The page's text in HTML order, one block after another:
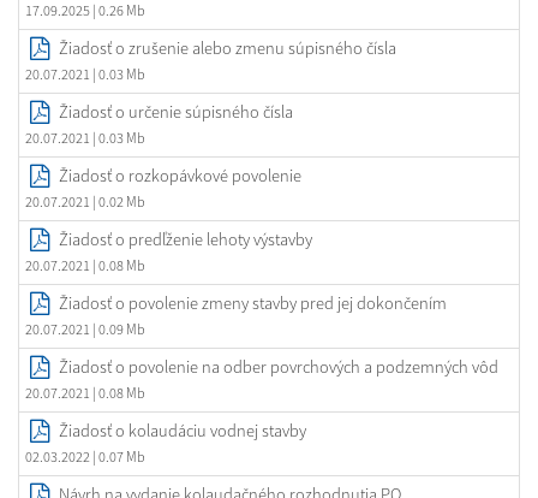
17.09.2025 | 0.26 Mb
Žiadosť o zrušenie alebo zmenu súpisného čísla
20.07.2021 | 0.03 Mb
Žiadosť o určenie súpisného čísla
20.07.2021 | 0.03 Mb
Žiadosť o rozkopávkové povolenie
20.07.2021 | 0.02 Mb
Žiadosť o predľženie lehoty výstavby
20.07.2021 | 0.08 Mb
Žiadosť o povolenie zmeny stavby pred jej dokončením
20.07.2021 | 0.09 Mb
Žiadosť o povolenie na odber povrchových a podzemných vôd
20.07.2021 | 0.08 Mb
Žiadosť o kolaudáciu vodnej stavby
02.03.2022 | 0.07 Mb